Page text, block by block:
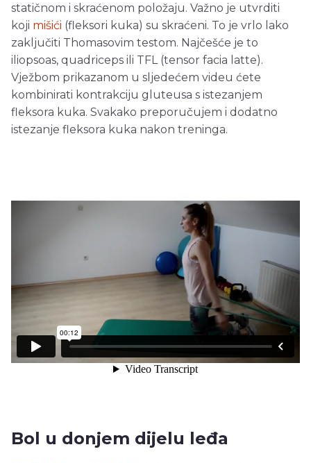
statičnom i skraćenom položaju. Važno je utvrditi
koji mišići (fleksori kuka) su skraćeni. To je vrlo lako
zaključiti Thomasovim testom. Najčešće je to
iliopsoas, quadriceps ili TFL (tensor facia latte).
Vježbom prikazanom u sljedećem videu ćete
kombinirati kontrakciju gluteusa s istezanjem
fleksora kuka. Svakako preporučujem i dodatno
istezanje fleksora kuka nakon treninga.
Bol u donjem dijelu leđa